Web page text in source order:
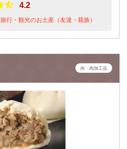
4.2
旅行・観光のお土産（友達・親族）
肉・肉加工品